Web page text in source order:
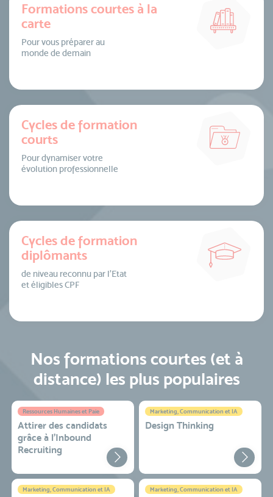
Formations courtes à la
carte
Pour vous préparer au
monde de demain
Cycles de formation
courts
Pour dynamiser votre
évolution professionnelle
Cycles de formation
diplômants
de niveau reconnu par l’Etat
et éligibles CPF
Nos formations courtes (et à
distance) les plus populaires
Ressources Humaines et Paie
Attirer des candidats
grâce à l’Inbound
Recruiting
Marketing, Communication et IA
Design Thinking
Marketing, Communication et IA Marketing, Communication et IA